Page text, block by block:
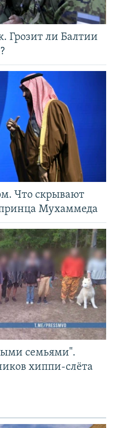
Грозит ли Балтии
Что скрывают
Мухаммеда
семьями".
хиппи-слёта